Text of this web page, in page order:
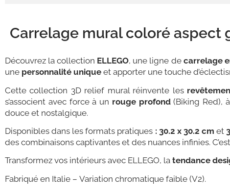
Carrelage mural coloré aspect
Découvrez la collection ELLEGO, une ligne de carrelage
une personnalité unique et apporter une touche
Cette collection 3D relief mural réinvente les
s’associent avec force à un rouge profond(Biking Red),
douce et nostalgique.
Disponibles dans les formats pratiques : 30.2 x 30.2 cm et
des combinaisons captivantes et des nuances infinies.
Transformez vos intérieurs avec ELLEGO, la tendance
Fabriqué en Italie – Variation chromatique faible (V2).